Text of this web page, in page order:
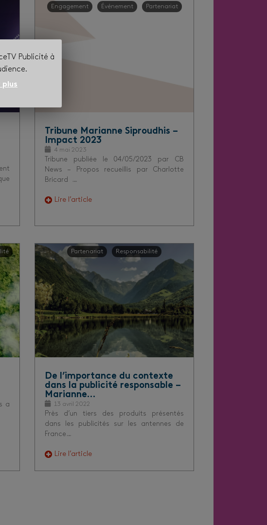
Engagement Événement Partenariat
Tribune Marianne Siproudhis –
Impact 2023
4 mai 2023
Tribune publiée le 04/05/2023 par CB
News – Propos recueillis par Charlotte
Bricard …
Lire l’article
a
Partenariat Responsabilité
De l’importance du contexte
dans la publicité responsable –
Marianne…
13 avril 2022
Près d’un tiers des produits présentés
dans les publicités sur les antennes de
France…
Lire l’article
Publicité à
plus